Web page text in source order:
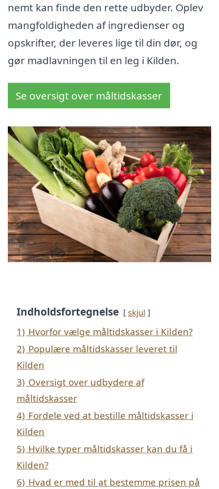
nemt kan finde den rette udbyder. Oplev
mangfoldigheden af ingredienser og
opskrifter, der leveres lige til din dør, og
gør madlavningen til en leg i Kilden.
Se oversigt over måltidskasser
Indholdsfortegnelse skjul
1) Hvorfor vælge måltidskasser i Kilden?
2) Populære måltidskasser leveret til
Kilden
3) Oversigt over udbydere af
måltidskasser
4) Fordele ved at bestille måltidskasser i
Kilden
5) Hvilke typer måltidskasser kan du få i
Kilden?
6) Hvad er med til at bestemme prisen på